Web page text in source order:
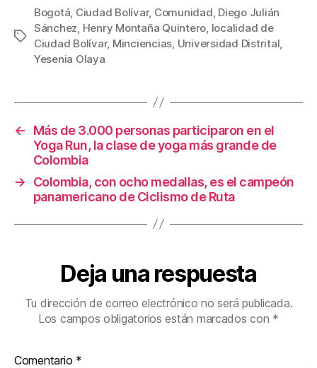
c
e
b
o
k
tt
er
ail er
e
m
p
Etiquetas
Bogotá, Ciudad Bolívar, Comunidad, Diego Julián
Sánchez, Henry Montaña Quintero, localidad de
Ciudad Bolívar, Minciencias, Universidad Distrital,
Yesenia Olaya
←
Más de 3.000 personas participaron en el
Yoga Run, la clase de yoga más grande de
Colombia
→
Colombia, con ocho medallas, es el campeón
panamericano de Ciclismo de Ruta
Deja una respuesta
Tu dirección de correo electrónico no será publicada.
Los campos obligatorios están marcados con *
Comentario *